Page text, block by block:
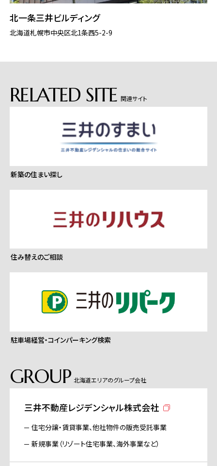
北一条三井ビルディング
北海道札幌市中央区北1条西5-2-9
RELATED SITE 関連サイト
新築の住まい探し
住み替えのご相談
駐車場経営・コインパーキング検索
GROUP 北海道エリアのグループ会社
三井不動産レジデンシャル株式会社
住宅分譲・賃貸事業、他社物件の販売受託事業
新規事業（リゾート住宅事業、海外事業など）